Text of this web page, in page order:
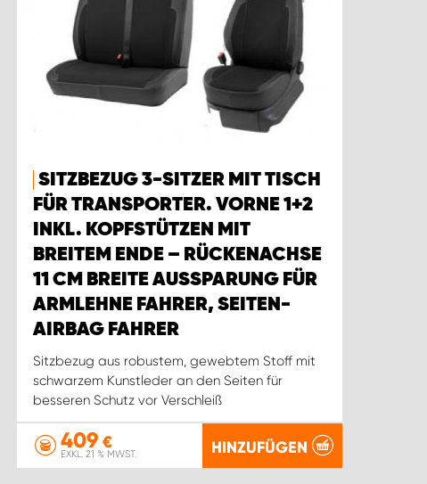
SITZBEZUG 3-SITZER MIT TISCH
FÜR TRANSPORTER. VORNE 1+2
INKL. KOPFSTÜTZEN MIT
BREITEM ENDE – RÜCKENACHSE
11 CM BREITE AUSSPARUNG FÜR
ARMLEHNE FAHRER, SEITEN-
AIRBAG FAHRER
Sitzbezug aus robustem, gewebtem Stoff mit
schwarzem Kunstleder an den Seiten für
besseren Schutz vor Verschleiß
409 €
EXKL. 21 % MWST. HINZUFÜGEN